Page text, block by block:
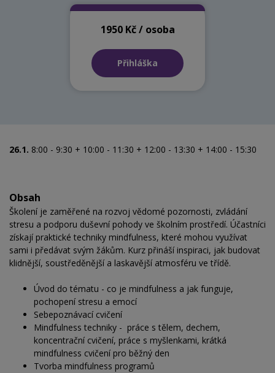
1950 Kč / osoba
Přihláška
26.1. 8:00 - 9:30 + 10:00 - 11:30 + 12:00 - 13:30 + 14:00 - 15:30
Obsah
Školení je zaměřené na rozvoj vědomé pozornosti, zvládání
stresu a podporu duševní pohody ve školním prostředí. Účastníci
získají praktické techniky mindfulness, které mohou využívat
sami i předávat svým žákům. Kurz přináší inspiraci, jak budovat
klidnější, soustředěnější a laskavější atmosféru ve třídě.
Úvod do tématu - co je mindfulness a jak funguje,
pochopení stresu a emocí
Sebepoznávací cvičení
Mindfulness techniky - práce s tělem, dechem,
koncentrační cvičení, práce s myšlenkami, krátká
mindfulness cvičení pro běžný den
Tvorba mindfulness programů